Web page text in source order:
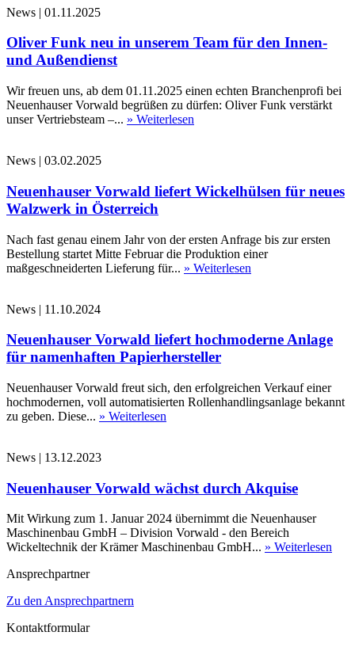
News | 01.11.2025
Oliver Funk neu in unserem Team für den Innen-
und Außendienst
Wir freuen uns, ab dem 01.11.2025 einen echten Branchenprofi bei
Neuenhauser Vorwald begrüßen zu dürfen: Oliver Funk verstärkt
unser Vertriebsteam –... » Weiterlesen
News | 03.02.2025
Neuenhauser Vorwald liefert Wickelhülsen für neues
Walzwerk in Österreich
Nach fast genau einem Jahr von der ersten Anfrage bis zur ersten
Bestellung startet Mitte Februar die Produktion einer
maßgeschneiderten Lieferung für... » Weiterlesen
News | 11.10.2024
Neuenhauser Vorwald liefert hochmoderne Anlage
für namenhaften Papierhersteller
Neuenhauser Vorwald freut sich, den erfolgreichen Verkauf einer
hochmodernen, voll automatisierten Rollenhandlingsanlage bekannt
zu geben. Diese... » Weiterlesen
News | 13.12.2023
Neuenhauser Vorwald wächst durch Akquise
Mit Wirkung zum 1. Januar 2024 übernimmt die Neuenhauser
Maschinenbau GmbH – Division Vorwald - den Bereich
Wickeltechnik der Krämer Maschinenbau GmbH... » Weiterlesen
Ansprechpartner
Zu den Ansprechpartnern
Kontaktformular